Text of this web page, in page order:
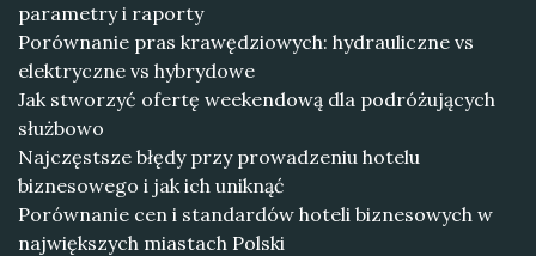
parametry i raporty
Porównanie pras krawędziowych: hydrauliczne vs
elektryczne vs hybrydowe
Jak stworzyć ofertę weekendową dla podróżujących
służbowo
Najczęstsze błędy przy prowadzeniu hotelu
biznesowego i jak ich uniknąć
Porównanie cen i standardów hoteli biznesowych w
największych miastach Polski